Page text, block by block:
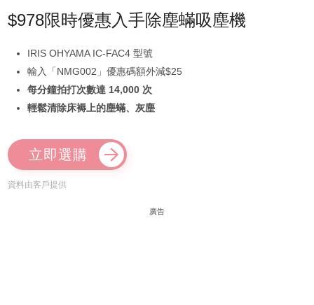
$978限時優惠入手除塵蟎吸塵機
IRIS OHYAMA IC-FAC4 型號
輸入「NMG002」優惠碼額外減$25
每分鐘拍打次數達 14,000 次
輕鬆清除床褥上的塵蟎、灰塵
立即選購
資料由客戶提供
廣告